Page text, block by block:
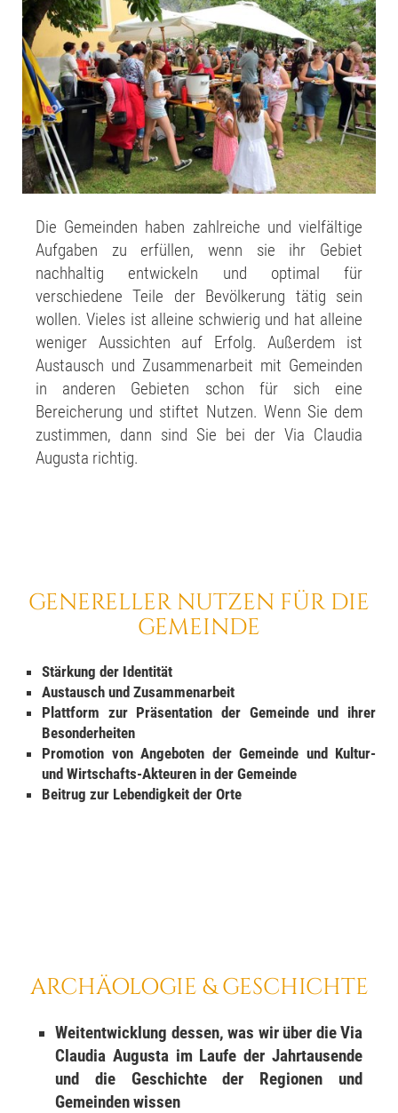
Die Gemeinden haben zahlreiche und vielfältige
Aufgaben zu erfüllen, wenn sie ihr Gebiet
nachhaltig entwickeln und optimal für
verschiedene Teile der Bevölkerung tätig sein
wollen. Vieles ist alleine schwierig und hat alleine
weniger Aussichten auf Erfolg. Außerdem ist
Austausch und Zusammenarbeit mit Gemeinden
in anderen Gebieten schon für sich eine
Bereicherung und stiftet Nutzen. Wenn Sie dem
zustimmen, dann sind Sie bei der Via Claudia
Augusta richtig.
GENERELLER NUTZEN FÜR DIE
GEMEINDE
Stärkung der Identität
Austausch und Zusammenarbeit
Plattform zur Präsentation der Gemeinde und ihrer
Besonderheiten
Promotion von Angeboten der Gemeinde und Kultur-
und Wirtschafts-Akteuren in der Gemeinde
Beitrug zur Lebendigkeit der Orte
ARCHÄOLOGIE & GESCHICHTE
Weitentwicklung dessen, was wir über die Via
Claudia Augusta im Laufe der Jahrtausende
und die Geschichte der Regionen und
Gemeinden wissen